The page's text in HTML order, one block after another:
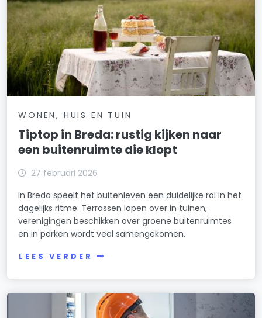
WONEN, HUIS EN TUIN
Tiptop in Breda: rustig kijken naar
een buitenruimte die klopt
27 februari 2026
In Breda speelt het buitenleven een duidelijke rol in het
dagelijks ritme. Terrassen lopen over in tuinen,
verenigingen beschikken over groene buitenruimtes
en in parken wordt veel samengekomen.
LEES VERDER